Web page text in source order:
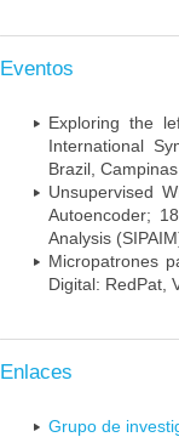
Eventos
Exploring the
International
Brazil,
Unsupervised
Autoencoder;
Analysis
Micropatrones
Digital: RedPat,
Enlaces
Grupo de